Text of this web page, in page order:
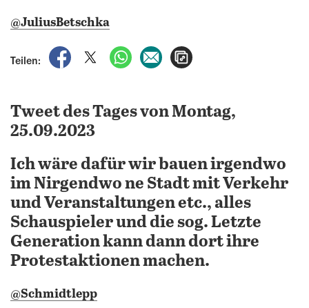
@JuliusBetschka
Teilen:
auf Facebook teilen
auf X teilenper WhatsApp teilen
per E-Mail teilen
Tweet des Tages von Montag,
25.09.2023
Ich wäre dafür wir bauen irgendwo
im Nirgendwo ne Stadt mit Verkehr
und Veranstaltungen etc., alles
Schauspieler und die sog. Letzte
Generation kann dann dort ihre
Protestaktionen machen.
@Schmidtlepp